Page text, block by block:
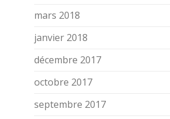
mars 2018
janvier 2018
décembre 2017
octobre 2017
septembre 2017